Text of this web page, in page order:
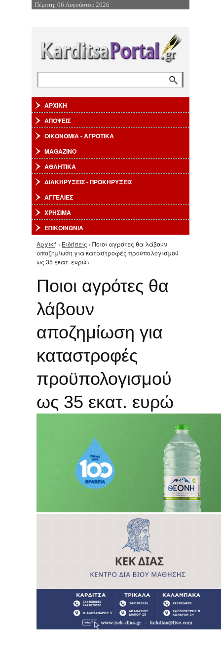
Επιστροφή στην Πλοήγηση
Πέμπτη, 06 Αυγούστου 2026
ΑΡΧΙΚΗ
ΑΠΟΨΕΙΣ
ΟΙΚΟΝΟΜΙΑ - ΑΓΡΟΤΙΚΑ
MAGAZINO
ΑΘΛΗΤΙΚΑ
ΔΙΑΚΗΡΥΞΕΙΣ - ΠΡΟΚΗΡΥΞΕΙΣ
ΑΓΓΕΛΙΕΣ
ΧΡΗΣΙΜΑ
ΕΠΙΚΟΙΝΩΝΙΑ
Είστε εδώ
Αρχική › Ειδήσεις › Ποιοι αγρότες θα λάβουν
αποζημίωση για καταστροφές προϋπολογισμού
ως 35 εκατ. ευρώ ›
Ποιοι αγρότες θα
λάβουν
αποζημίωση για
καταστροφές
προϋπολογισμού
ως 35 εκατ. ευρώ